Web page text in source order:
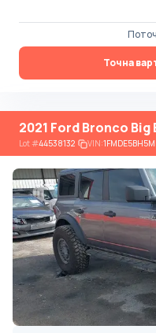
Точна
2021 Ford Bronco Big
Lot#44538132 VIN: